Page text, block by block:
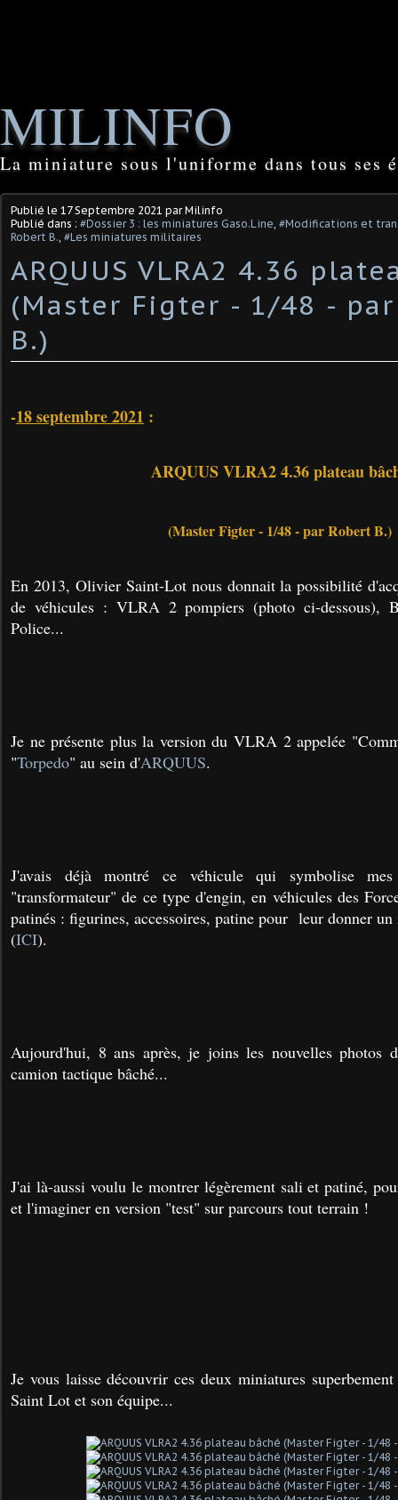
MILINFO
La miniature sous l'uniforme dans tous ses
Publié le 17 Septembre 2021 par Milinfo
Publié dans : #Dossier 3 : les miniatures Gaso.Line, #Modifications et
Robert B., #Les miniatures militaires
ARQUUS VLRA2 4.36
(Master Figter - 1/48 -
B.) ​
-18 septembre 2021 :
ARQUUS VLRA2 4.36 plateau
(Master Figter - 1/48 - par Robert B.)
En 2013, Olivier Saint-Lot nous donnait la possibilité
de véhicules : VLRA 2 pompiers (photo ci-dessous),
Police...
Je ne présente plus la version du VLRA 2 appelée
"Torpedo" au sein d'ARQUUS.
J'avais déjà montré ce véhicule qui symbolise
"transformateur" de ce type d'engin, en véhicules des
patinés : figurines, accessoires, patine pour leur donner
(ICI).
Aujourd'hui, 8 ans après, je joins les nouvelles
camion tactique bâché...
J'ai là-aussi voulu le montrer légèrement sali et patiné,
et l'imaginer en version "test" sur parcours tout terrain !
Je vous laisse découvrir ces deux miniatures
Saint Lot et son équipe...